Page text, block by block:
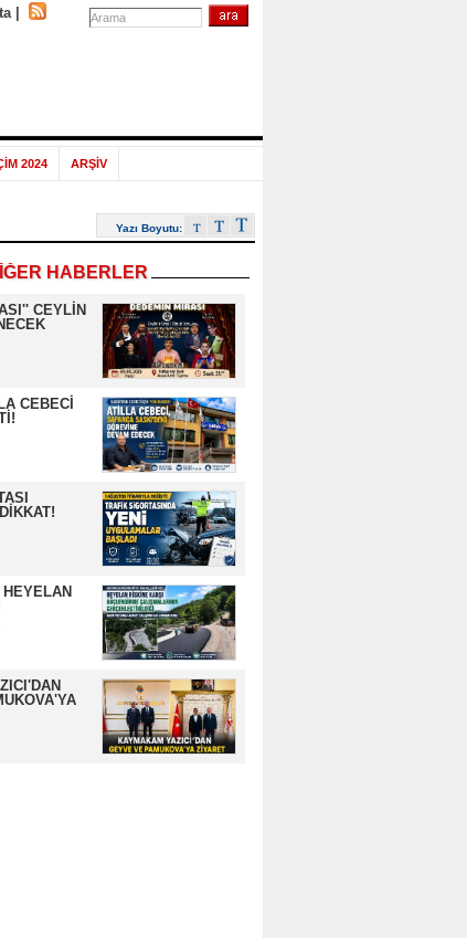
|
2024 ARŞİV
Yazı Boyutu:
HABERLER
CEYLİN
CEBECİ